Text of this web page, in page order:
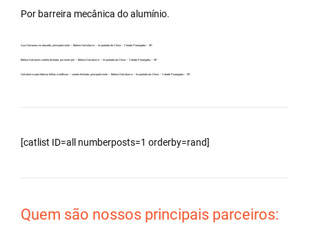
Por barreira mecânica do alumínio.
Aço Galvanew no atacado, principalmente – Bobina Galvalume – Importada da China – Cidade Porangaba – SP.
Bobina Galvanew carreta fechada, por exemplo – Bobina Galvalume – Importada da China – Cidade Porangaba – SP.
Galvalume para fabricar telhas metálicas – carreta fechada, principalmente – Bobina Galvalume – Importada da China – Cidade Porangaba – SP.
[catlist ID=all numberposts=1 orderby=rand]
Quem são nossos principais parceiros: